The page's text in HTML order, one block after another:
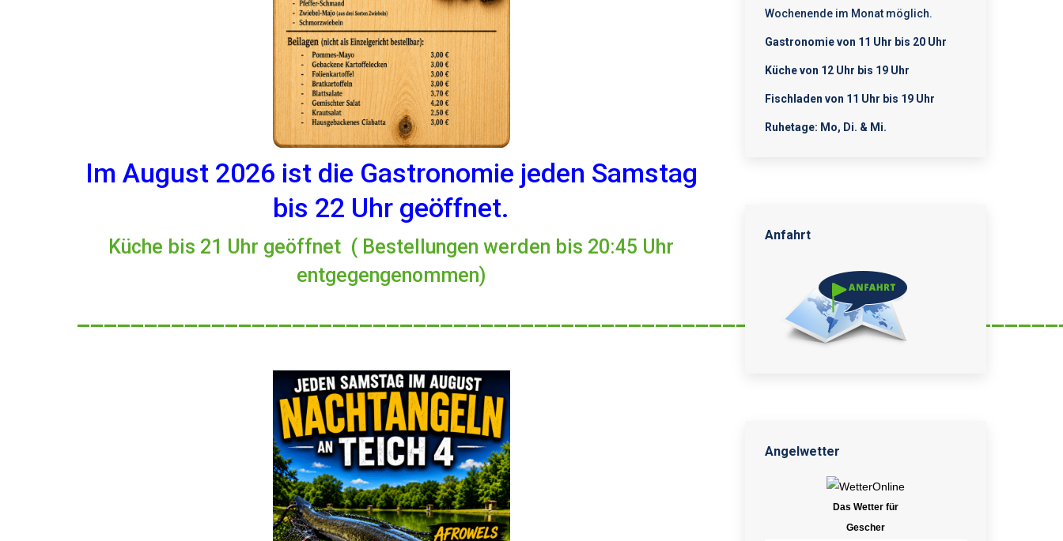
Im August 2026 ist die Gastronomie jeden Samstag
bis 22 Uhr geöffnet.
Küche bis 21 Uhr geöffnet ( Bestellungen werden bis 20:45 Uhr
entgegengenommen)
Wochenende im Monat möglich.
Gastronomie von 11 Uhr bis 20 Uhr
Küche von 12 Uhr bis 19 Uhr
Fischladen von 11 Uhr bis 19 Uhr
Ruhetage: Mo, Di. & Mi.
Anfahrt
Angelwetter
Das Wetter für
Gescher